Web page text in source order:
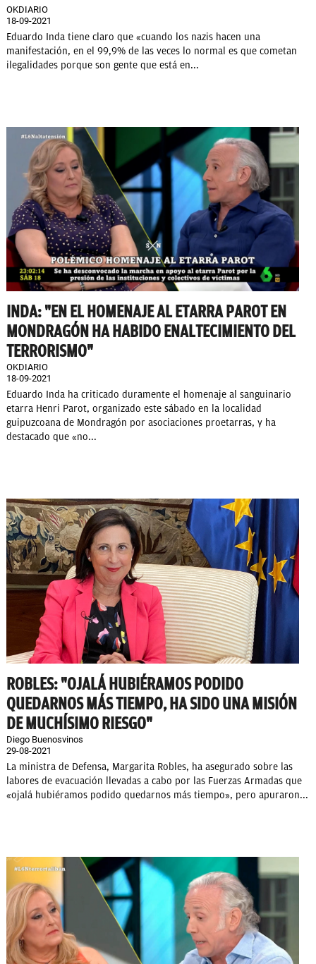
OKDIARIO
18-09-2021
Eduardo Inda tiene claro que «cuando los nazis hacen una
manifestación, en el 99,9% de las veces lo normal es que cometan
ilegalidades porque son gente que está en...
INDA: "EN EL HOMENAJE AL ETARRA PAROT EN
MONDRAGÓN HA HABIDO ENALTECIMIENTO DEL
TERRORISMO"
OKDIARIO
18-09-2021
Eduardo Inda ha criticado duramente el homenaje al sanguinario
etarra Henri Parot, organizado este sábado en la localidad
guipuzcoana de Mondragón por asociaciones proetarras, y ha
destacado que «no...
ROBLES: "OJALÁ HUBIÉRAMOS PODIDO
QUEDARNOS MÁS TIEMPO, HA SIDO UNA MISIÓN
DE MUCHÍSIMO RIESGO"
Diego Buenosvinos
29-08-2021
La ministra de Defensa, Margarita Robles, ha asegurado sobre las
labores de evacuación llevadas a cabo por las Fuerzas Armadas que
«ojalá hubiéramos podido quedarnos más tiempo», pero apuraron...